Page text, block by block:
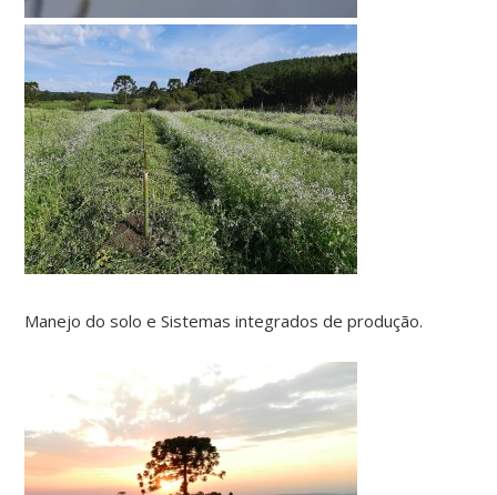
Manejo do solo e Sistemas integrados de produção.